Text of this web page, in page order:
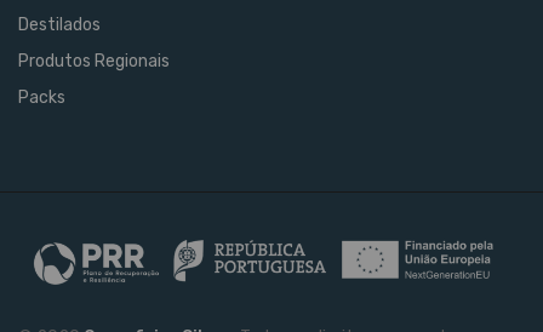
Destilados
Produtos Regionais
Packs